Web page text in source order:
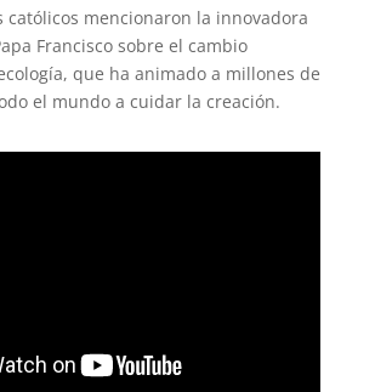
católicos mencionaron la innovadora
Francisco sobre el cambio
que ha animado a millones de
el mundo a cuidar la creación.